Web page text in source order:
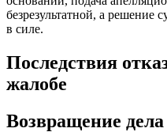
безрезультатной, а решение
в силе.
Последствия
жалобе
Возвращение